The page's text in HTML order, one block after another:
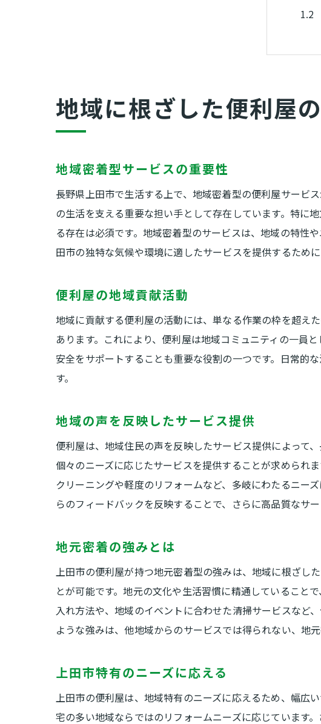
多
口
地域に根ざした便利屋
地域密着型サービスの重要性
長野県上田市で生活する上で、地域密着型の便利屋サービ
の生活を支える重要な担い手として存在しています。特に
る存在は必須です。地域密着型のサービスは、地域の特性
田市の独特な気候や環境に適したサービスを提供するため
便利屋の地域貢献活動
地域に貢献する便利屋の活動には、単なる作業の枠を超え
あります。これにより、便利屋は地域コミュニティの一員
安全をサポートすることも重要な役割の一つです。日常的
す。
地域の声を反映したサービス提供
便利屋は、地域住民の声を反映したサービス提供によって
個々のニーズに応じたサービスを提供することが求められ
クリーニングや軽度のリフォームなど、多岐にわたるニー
らのフィードバックを反映することで、さらに高品質なサ
地元密着の強みとは
上田市の便利屋が持つ地元密着型の強みは、地域に根ざし
とが可能です。地元の文化や生活習慣に精通していること
入れ方法や、地域のイベントに合わせた清掃サービスなど
ような強みは、他地域からのサービスでは得られない、地
上田市特有のニーズに応える
上田市の便利屋は、地域特有のニーズに応えるため、幅広
宅の多い地域ならではのリフォームニーズに応じています